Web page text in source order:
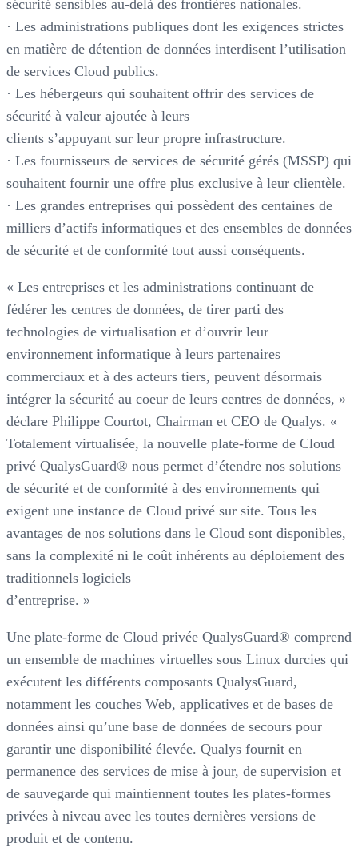
sécurité sensibles au-delà des frontières nationales.
· Les administrations publiques dont les exigences strictes
en matière de détention de données interdisent l’utilisation
de services Cloud publics.
· Les hébergeurs qui souhaitent offrir des services de
sécurité à valeur ajoutée à leurs
clients s’appuyant sur leur propre infrastructure.
· Les fournisseurs de services de sécurité gérés (MSSP) qui
souhaitent fournir une offre plus exclusive à leur clientèle.
· Les grandes entreprises qui possèdent des centaines de
milliers d’actifs informatiques et des ensembles de données
de sécurité et de conformité tout aussi conséquents.
« Les entreprises et les administrations continuant de
fédérer les centres de données, de tirer parti des
technologies de virtualisation et d’ouvrir leur
environnement informatique à leurs partenaires
commerciaux et à des acteurs tiers, peuvent désormais
intégrer la sécurité au coeur de leurs centres de données, »
déclare Philippe Courtot, Chairman et CEO de Qualys. «
Totalement virtualisée, la nouvelle plate-forme de Cloud
privé QualysGuard® nous permet d’étendre nos solutions
de sécurité et de conformité à des environnements qui
exigent une instance de Cloud privé sur site. Tous les
avantages de nos solutions dans le Cloud sont disponibles,
sans la complexité ni le coût inhérents au déploiement des
traditionnels logiciels
d’entreprise. »
Une plate-forme de Cloud privée QualysGuard® comprend
un ensemble de machines virtuelles sous Linux durcies qui
exécutent les différents composants QualysGuard,
notamment les couches Web, applicatives et de bases de
données ainsi qu’une base de données de secours pour
garantir une disponibilité élevée. Qualys fournit en
permanence des services de mise à jour, de supervision et
de sauvegarde qui maintiennent toutes les plates-formes
privées à niveau avec les toutes dernières versions de
produit et de contenu.